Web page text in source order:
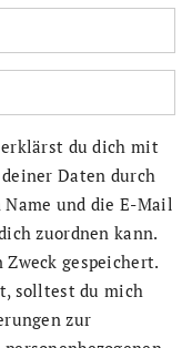
du dich mit
Daten durch
und die E-Mail
zuordnen kann.
gespeichert.
solltest du mich
zur